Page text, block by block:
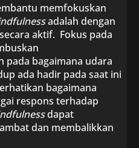
memfokuskan
adalah dengan
aktif. Fokus pada
pada bagaimana udara
ada hadir pada saat ini
bagaimana
respons terhadap
dapat
dan membalikkan